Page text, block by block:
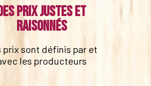
prix justes et
raisonnés
prix sont définis par et
les producteurs